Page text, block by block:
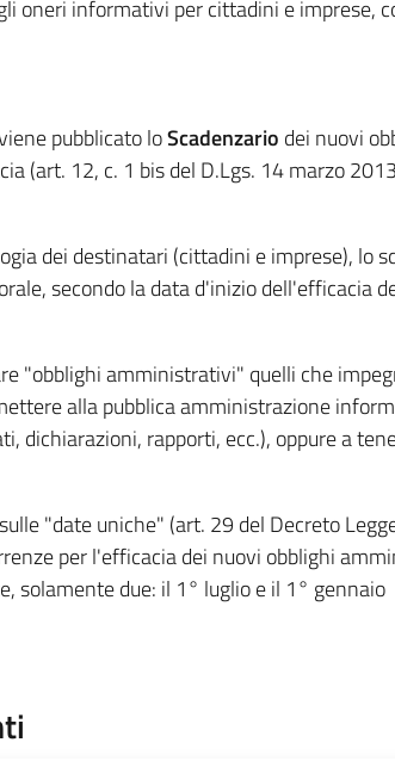
oneri informativi per cittadini e imprese,
pubblicato loScadenzario dei nuovi
(art. 12, c. 1 bis del D.Lgs. 14 marzo
dei destinatari (cittadini e imprese), lo
secondo la data d'inizio dell'efficacia
"obblighi amministrativi" quelli che
alla pubblica amministrazione
dichiarazioni, rapporti, ecc.), oppure a
"date uniche" (art. 29 del Decreto
per l'efficacia dei nuovi obblighi
solamente due: il 1° luglio e il 1° gennaio